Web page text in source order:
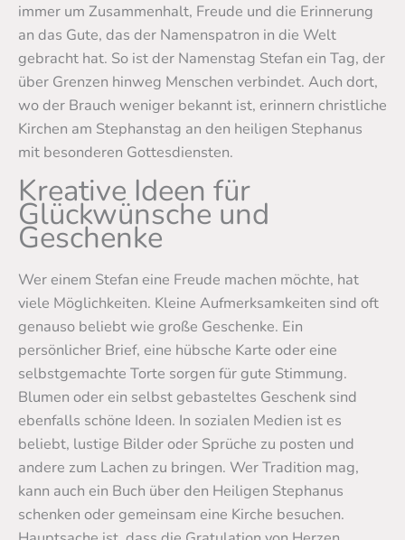
immer um Zusammenhalt, Freude und die Erinnerung
an das Gute, das der Namenspatron in die Welt
gebracht hat. So ist der Namenstag Stefan ein Tag, der
über Grenzen hinweg Menschen verbindet. Auch dort,
wo der Brauch weniger bekannt ist, erinnern christliche
Kirchen am Stephanstag an den heiligen Stephanus
mit besonderen Gottesdiensten.
Kreative Ideen für
Glückwünsche und
Geschenke
Wer einem Stefan eine Freude machen möchte, hat
viele Möglichkeiten. Kleine Aufmerksamkeiten sind oft
genauso beliebt wie große Geschenke. Ein
persönlicher Brief, eine hübsche Karte oder eine
selbstgemachte Torte sorgen für gute Stimmung.
Blumen oder ein selbst gebasteltes Geschenk sind
ebenfalls schöne Ideen. In sozialen Medien ist es
beliebt, lustige Bilder oder Sprüche zu posten und
andere zum Lachen zu bringen. Wer Tradition mag,
kann auch ein Buch über den Heiligen Stephanus
schenken oder gemeinsam eine Kirche besuchen.